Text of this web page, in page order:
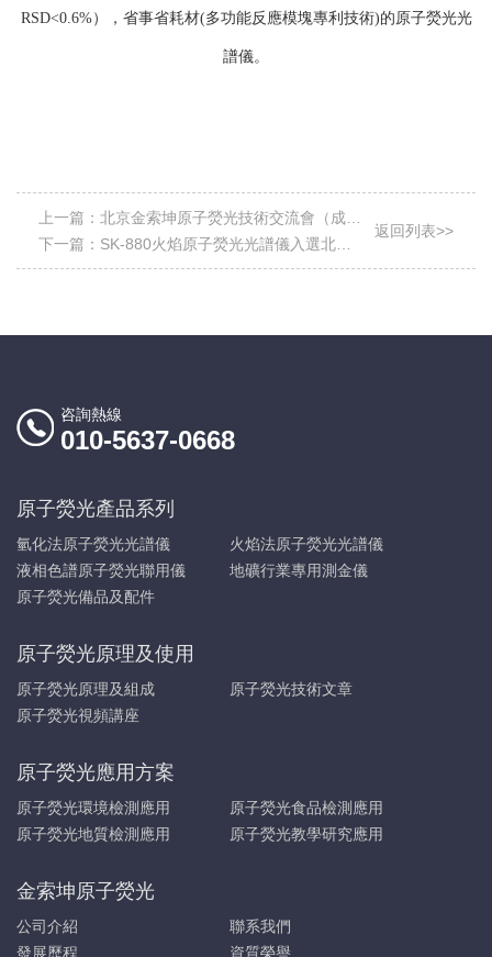
RSD<0.6%），省事省耗材(多功能反應模塊專利技術)的 原子熒光光
譜儀。
上一篇： 北京金索坤原子熒光技術交流會（成都
站）即將開幕
下一篇： SK-880火焰原子熒光光譜儀入選北京
市新技術新產品名單
返回列表>>
咨詢熱線
010-5637-0668
原子熒光產品系列
氫化法原子熒光光譜儀
火焰法原子熒光光譜儀
液相色譜原子熒光聯用儀
地礦行業專用測金儀
原子熒光備品及配件
原子熒光原理及使用
原子熒光原理及組成
原子熒光技術文章
原子熒光視頻講座
原子熒光應用方案
原子熒光環境檢測應用
原子熒光食品檢測應用
原子熒光地質檢測應用
原子熒光教學研究應用
金索坤原子熒光
公司介紹
聯系我們
發展歷程
資質榮譽